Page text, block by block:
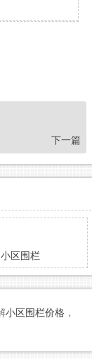
下一篇
小区围栏
小区围栏价格 ，